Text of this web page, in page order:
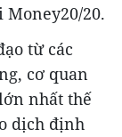
Money20/20.
từ các
cơ quan
nhất thế
dịch định